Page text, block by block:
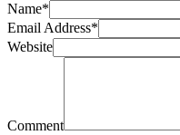
Name*
Email Address*
Website
Comment